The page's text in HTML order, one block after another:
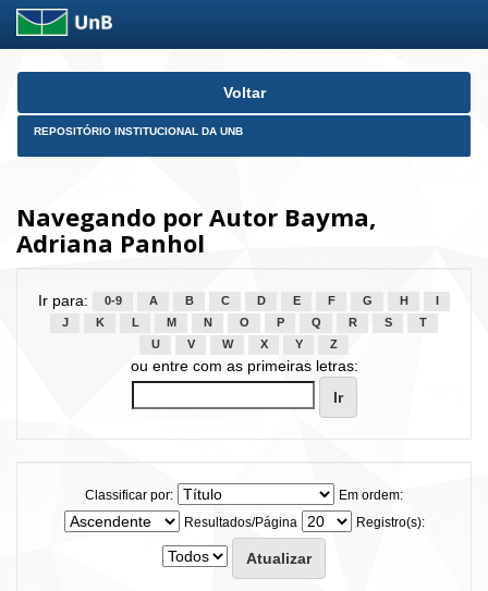
Skip
Voltar
REPOSITÓRIO INSTITUCIONAL DA UNB
Navegando por Autor Bayma,
Adriana Panhol
Ir para: 0-9 A B C D E F G H
J
K L M N O P Q R S
T
U
V W X Y Z
ou entre com as primeiras letras:
Classificar por:
Em ordem:
Resultados/Página
Registro(s):